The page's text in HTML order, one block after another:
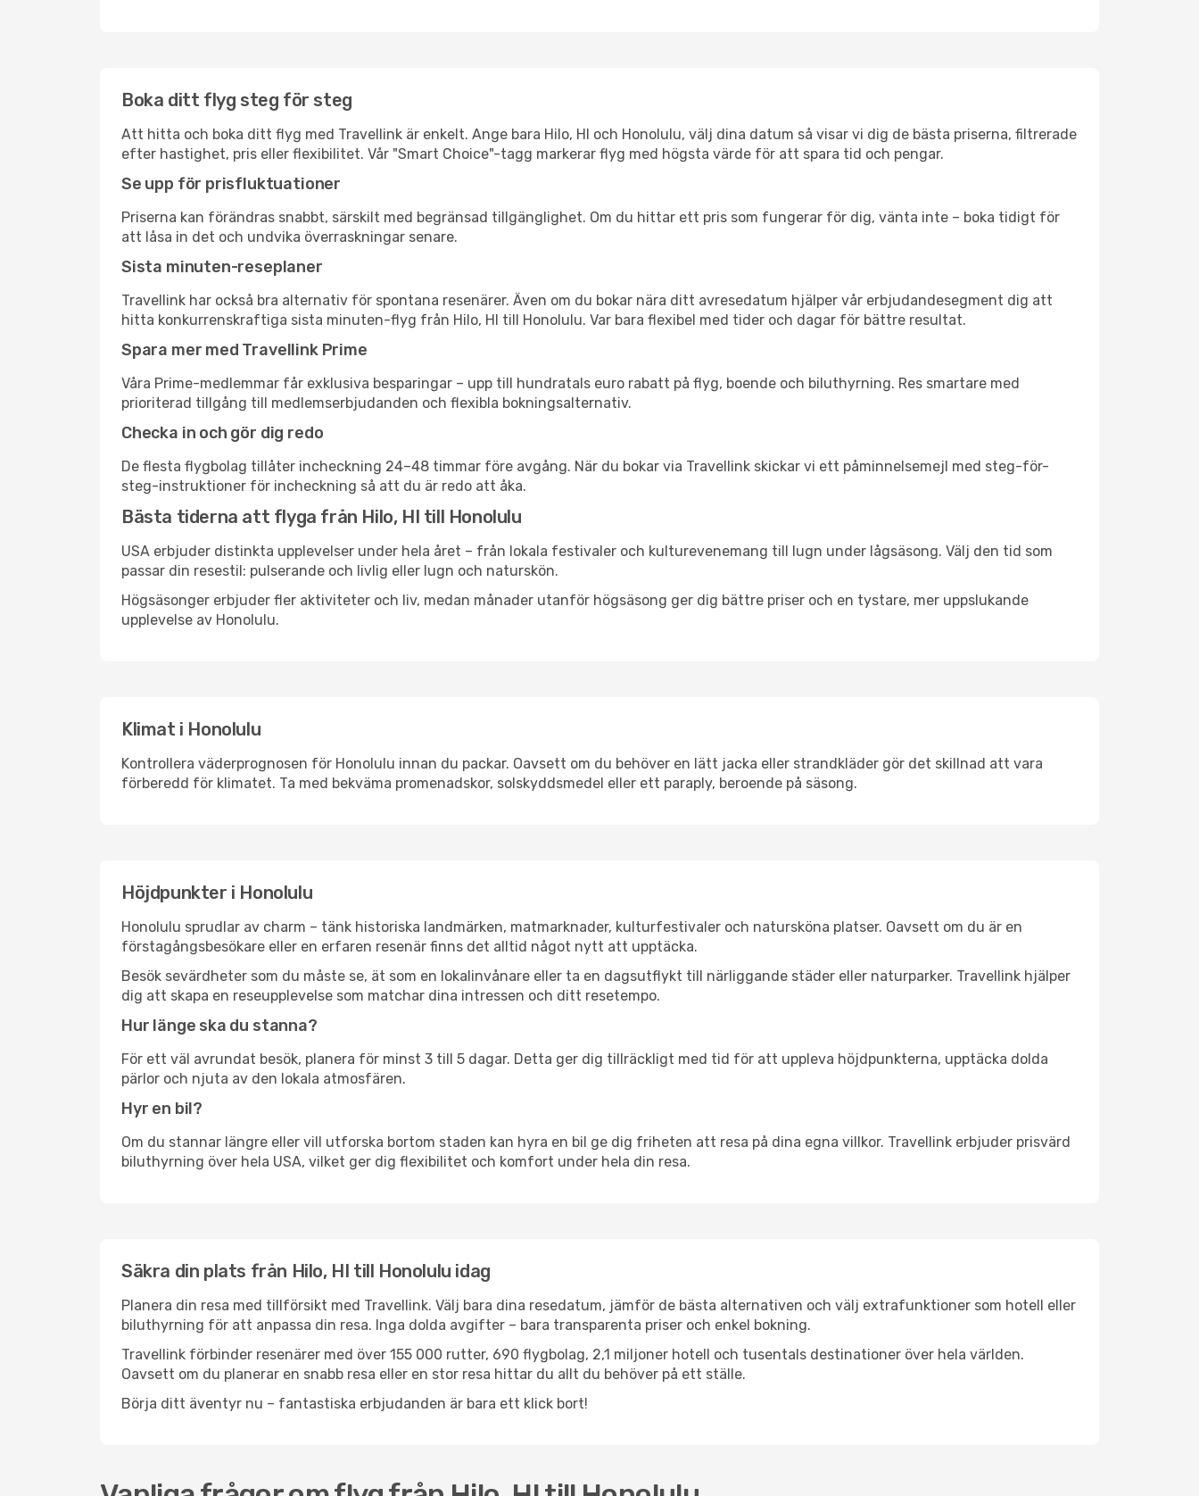
Boka ditt flyg steg för steg
Att hitta och boka ditt flyg med Travellink är enkelt. Ange bara Hilo, HI och Honolulu, välj dina datum så visar vi dig de bästa priserna, filtrerade
efter hastighet, pris eller flexibilitet. Vår "Smart Choice"-tagg markerar flyg med högsta värde för att spara tid och pengar.
Se upp för prisfluktuationer
Priserna kan förändras snabbt, särskilt med begränsad tillgänglighet. Om du hittar ett pris som fungerar för dig, vänta inte – boka tidigt för
att låsa in det och undvika överraskningar senare.
Sista minuten-reseplaner
Travellink har också bra alternativ för spontana resenärer. Även om du bokar nära ditt avresedatum hjälper vår erbjudandesegment dig att
hitta konkurrenskraftiga sista minuten-flyg från Hilo, HI till Honolulu. Var bara flexibel med tider och dagar för bättre resultat.
Spara mer med Travellink Prime
Våra Prime-medlemmar får exklusiva besparingar – upp till hundratals euro rabatt på flyg, boende och biluthyrning. Res smartare med
prioriterad tillgång till medlemserbjudanden och flexibla bokningsalternativ.
Checka in och gör dig redo
De flesta flygbolag tillåter incheckning 24–48 timmar före avgång. När du bokar via Travellink skickar vi ett påminnelsemejl med steg-för-
steg-instruktioner för incheckning så att du är redo att åka.
Bästa tiderna att flyga från Hilo, HI till Honolulu
USA erbjuder distinkta upplevelser under hela året – från lokala festivaler och kulturevenemang till lugn under lågsäsong. Välj den tid som
passar din resestil: pulserande och livlig eller lugn och naturskön.
Högsäsonger erbjuder fler aktiviteter och liv, medan månader utanför högsäsong ger dig bättre priser och en tystare, mer uppslukande
upplevelse av Honolulu.
Klimat i Honolulu
Kontrollera väderprognosen för Honolulu innan du packar. Oavsett om du behöver en lätt jacka eller strandkläder gör det skillnad att vara
förberedd för klimatet. Ta med bekväma promenadskor, solskyddsmedel eller ett paraply, beroende på säsong.
Höjdpunkter i Honolulu
Honolulu sprudlar av charm – tänk historiska landmärken, matmarknader, kulturfestivaler och natursköna platser. Oavsett om du är en
förstagångsbesökare eller en erfaren resenär finns det alltid något nytt att upptäcka.
Besök sevärdheter som du måste se, ät som en lokalinvånare eller ta en dagsutflykt till närliggande städer eller naturparker. Travellink hjälper
dig att skapa en reseupplevelse som matchar dina intressen och ditt resetempo.
Hur länge ska du stanna?
För ett väl avrundat besök, planera för minst 3 till 5 dagar. Detta ger dig tillräckligt med tid för att uppleva höjdpunkterna, upptäcka dolda
pärlor och njuta av den lokala atmosfären.
Hyr en bil?
Om du stannar längre eller vill utforska bortom staden kan hyra en bil ge dig friheten att resa på dina egna villkor. Travellink erbjuder prisvärd
biluthyrning över hela USA, vilket ger dig flexibilitet och komfort under hela din resa.
Säkra din plats från Hilo, HI till Honolulu idag
Planera din resa med tillförsikt med Travellink. Välj bara dina resedatum, jämför de bästa alternativen och välj extrafunktioner som hotell eller
biluthyrning för att anpassa din resa. Inga dolda avgifter – bara transparenta priser och enkel bokning.
Travellink förbinder resenärer med över 155 000 rutter, 690 flygbolag, 2,1 miljoner hotell och tusentals destinationer över hela världen.
Oavsett om du planerar en snabb resa eller en stor resa hittar du allt du behöver på ett ställe.
Börja ditt äventyr nu – fantastiska erbjudanden är bara ett klick bort!